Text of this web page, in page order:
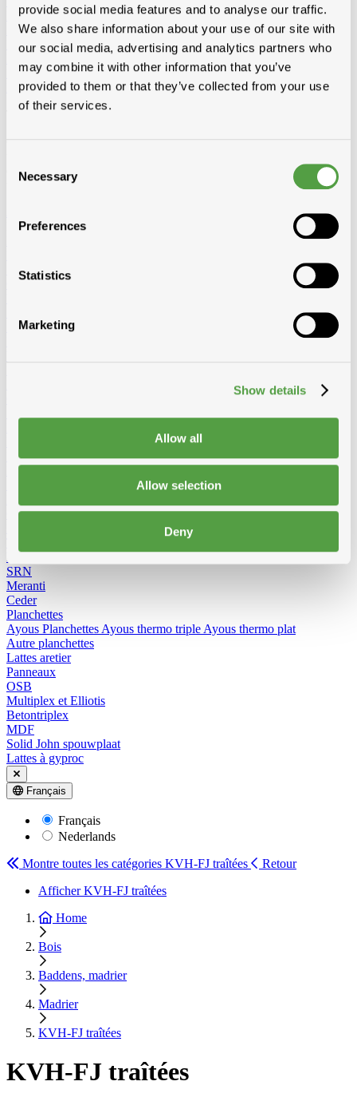
provide social media features and to analyse our traffic.
We also share information about your use of our site with
our social media, advertising and analytics partners who
may combine it with other information that you’ve
provided to them or that they’ve collected from your use
of their services.
Selection
Necessary
Preferences
Statistics
Marketing
Show details
Allow all
Allow selection
Deny
Equipement de chantier
Echelles et passerelles de travailEchelles 2-parties convertibles
Echelles 3-parties convertiblesEscabeau doubleEscabeau
Echafaudage Roulant
Echafaudage pliable
Passerelle de travail
Echelles de toitAccessoires pour echelles
Radios de chantier
Tout pour le bois
Chevrons, voliges, lattes, lambris ou panneaux : Toitmat propose
essences, traitées ou non, pour une qualité durable, prête à poser sur
toiture ou façade.
Loading...
SRN
Contre-lattes
SRN pas traîtées
BaddensSRN traîtéesKVH-FJ traîtéesKVH-FJ niet gedrenkt
Douglas traîtées
KVH-FJ traîtéesKVH-FJ niet gedrenkt
Cls
Planche de rive
SRN
Meranti
Ceder
Planchettes
Ayous Planchettes Ayous thermo triple Ayous thermo plat
Autre planchettes
Lattes aretier
Panneaux
OSB
Multiplex et Elliotis
Betontriplex
MDF
Solid John spouwplaat
Lattes à gyproc
Français
Français
Nederlands
Montre toutes les catégories KVH-FJ traîtées
Retour
Afficher KVH-FJ traîtées
Home
Bois
Baddens, madrier
Madrier
KVH-FJ traîtées
KVH-FJ traîtées